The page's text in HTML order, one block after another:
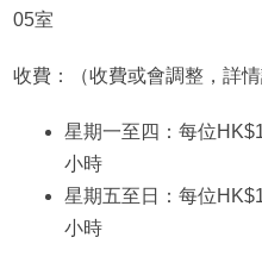
05室
收費：（收費或會調整，詳情
星期一至四：每位
小時
星期五至日：每位
小時